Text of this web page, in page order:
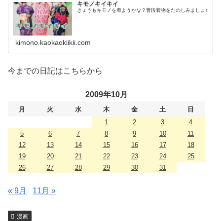
キモノキイキイ
きょうもキモノを着ようかな？普段着物をたのしみましょ♪
kimono.kaokaokiikii.com
今までの日記はこちらから
2009年10月
月 火 水 木 金 土
日
1
2 3
4
5
6 7 8 9 10
11
12
13 14 15 16 17
18
19
20 21 22 23 24
25
26
27 28 29 30 31
« 9月 11月 »
漫画